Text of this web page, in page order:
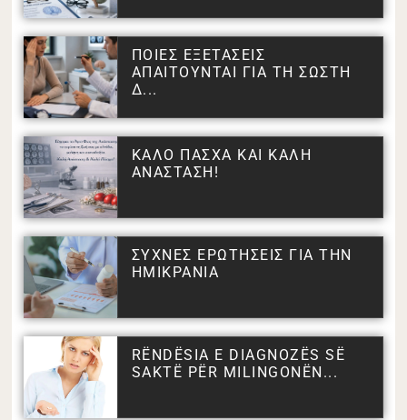
ΠΟΙΕΣ ΕΞΕΤΑΣΕΙΣ
ΑΠΑΙΤΟΥΝΤΑΙ ΓΙΑ ΤΗ ΣΩΣΤΗ
Δ...
ΚΑΛΟ ΠΑΣΧΑ ΚΑΙ ΚΑΛΗ
ΑΝΑΣΤΑΣΗ!
ΣΥΧΝΕΣ ΕΡΩΤΗΣΕΙΣ ΓΙΑ ΤΗΝ
ΗΜΙΚΡΑΝΙΑ
RËNDËSIA E DIAGNOZËS SË
SAKTË PËR MILINGONËN...